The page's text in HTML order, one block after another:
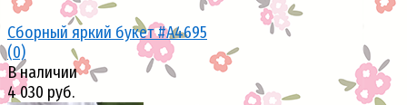
Сборный яркий букет #A4695
(0)
В наличии
4 030 руб.